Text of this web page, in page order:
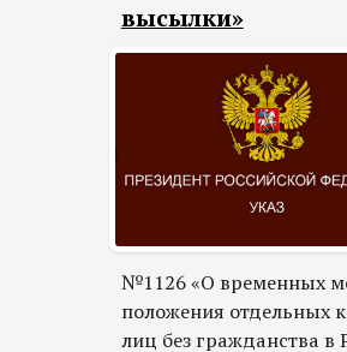
высылки»
№1126 «О временных
положения отдельных
лиц без гражданства в